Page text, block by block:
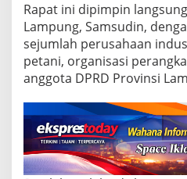
.
4
0
0
p
e
r
K
g
,
B
e
Rapat ini dipimpin
Lampung, Samsudin,
sejumlah perusahaan
petani, organisasi
anggota DPRD Provinsi